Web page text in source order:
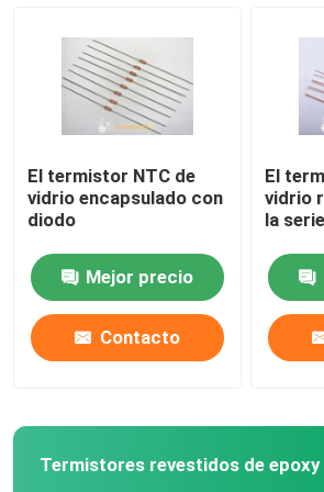
Sensor de temperatura automotriz
Termistor de cristal de NTC
Termistores revestidos de epoxy
Sensores del aparato
Punta de prueba de la
Sensores de temperatura
El termistor NTC de
vidrio encapsulado con
diodo
Mejor precio
Contacto
El
vidrio
la
Termistores revestidos de epoxy